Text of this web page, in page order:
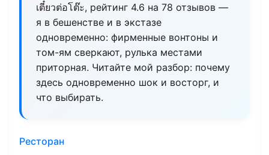
เตี๋ยวต่อโต๊ะ, рейтинг 4.6 на 78 отзывов —
я в бешенстве и в экстазе
одновременно: фирменные вонтоны и
том-ям сверкают, рулька местами
приторная. Читайте мой разбор: почему
здесь одновременно шок и восторг, и
что выбирать.
Ресторан